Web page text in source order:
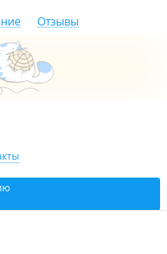
Отзывы
2К